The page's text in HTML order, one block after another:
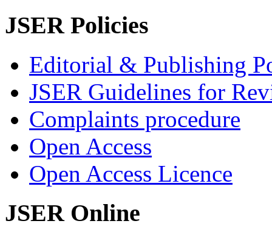
JSER Policies
Editorial & Publishing
JSER Guidelines for
Complaints procedure
Open Access
Open Access Licence
JSER Online